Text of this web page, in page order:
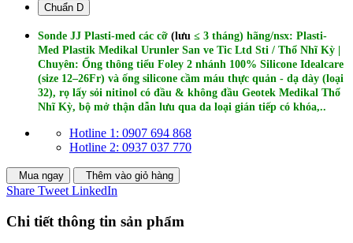
Chuẩn D
Sonde JJ Plasti-med các cỡ (lưu ≤ 3 tháng) hãng/nsx: Plasti-
Med Plastik Medikal Urunler San ve Tic Ltd Sti / Thổ Nhĩ Kỳ |
Chuyên: Ống thông tiểu Foley 2 nhánh 100% Silicone Idealcare
(size 12–26Fr) và ống silicone cầm máu thực quản - dạ dày (loại
32), rọ lấy sỏi nitinol có đầu & không đầu Geotek Medikal Thổ
Nhĩ Kỳ, bộ mở thận dẫn lưu qua da loại gián tiếp có khóa,..
Hotline 1: 0907 694 868
Hotline 2: 0937 037 770
Mua ngay Thêm vào giỏ hàng
Share Tweet LinkedIn
Chi tiết thông tin sản phẩm